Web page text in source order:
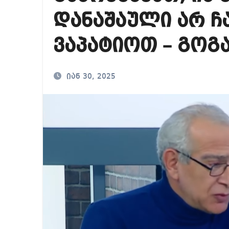
მიხეილ
თბილისში
დანაშაული არ
ვაპატიოთ –
იან 30, 2025